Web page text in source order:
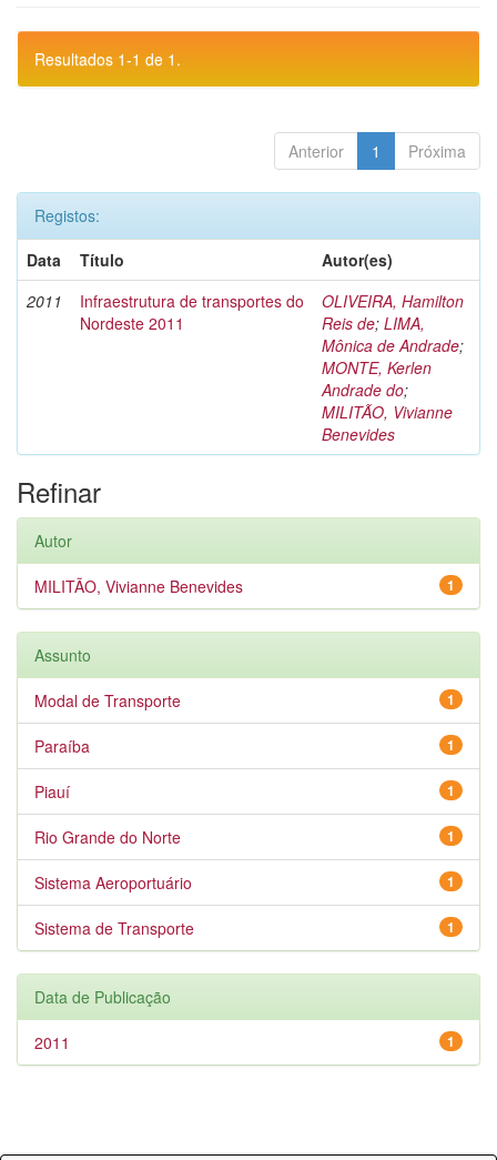
Resultados 1-1 de 1.
Anterior 1 Próxima
Registos:
Data
Título
Autor(es)
2011
Infraestrutura de transportes do
Nordeste 2011
OLIVEIRA, Hamilton
Reis de; LIMA,
Mônica de Andrade;
MONTE, Kerlen
Andrade do;
MILITÃO, Vivianne
Benevides
Refinar
Autor
1
MILITÃO, Vivianne Benevides
Assunto
1
Modal de Transporte
1
Paraíba
1
Piauí
1
Rio Grande do Norte
1
Sistema Aeroportuário
1
Sistema de Transporte
Data de Publicação
1
2011